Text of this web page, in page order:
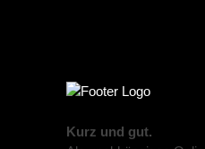
Kurz und gut.